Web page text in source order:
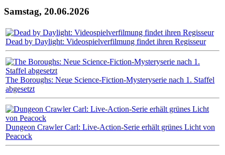
Samstag, 20.06.2026
Dead by Daylight: Videospielverfilmung findet ihren Regisseur
The Boroughs: Neue Science-Fiction-Mysteryserie nach 1. Staffel
abgesetzt
Dungeon Crawler Carl: Live-Action-Serie erhält grünes Licht von
Peacock